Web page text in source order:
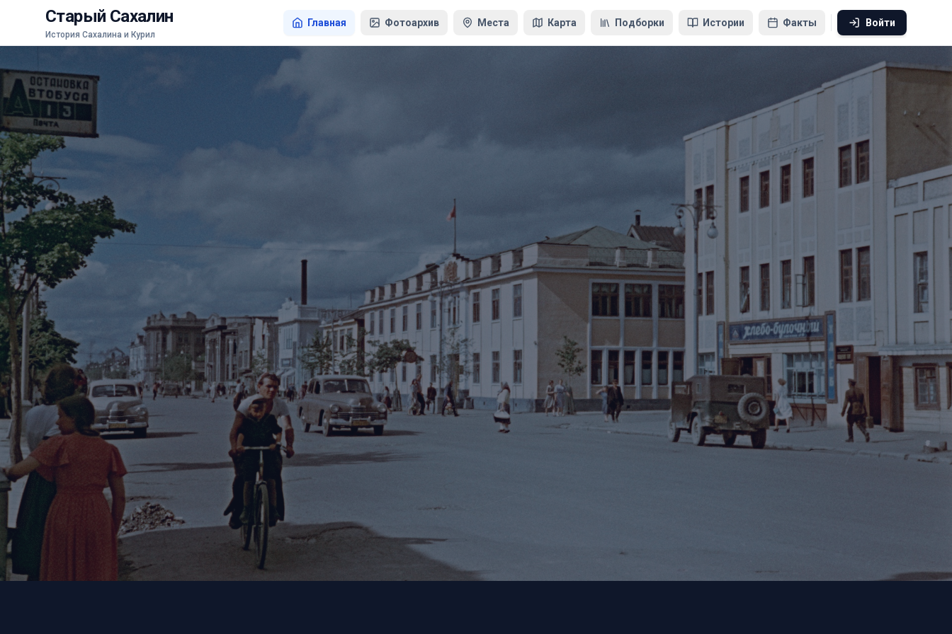
Старый Сахалин
История Сахалина и Курил
Главная Фотоархив Места Карта Подборки Истории Факты Войти